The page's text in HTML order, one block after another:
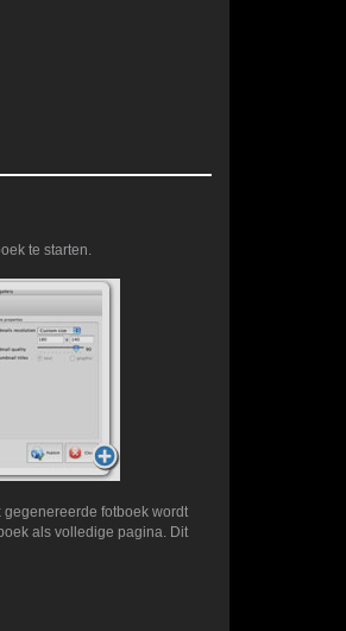
te starten.
fotboek wordt
als volledige pagina. Dit